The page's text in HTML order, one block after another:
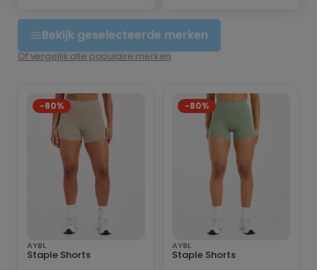
Bekijk geselecteerde merken
Of vergelijk alle populaire merken
-80%
AYBL
Staple Shorts
-80%
AYBL
Staple Shorts